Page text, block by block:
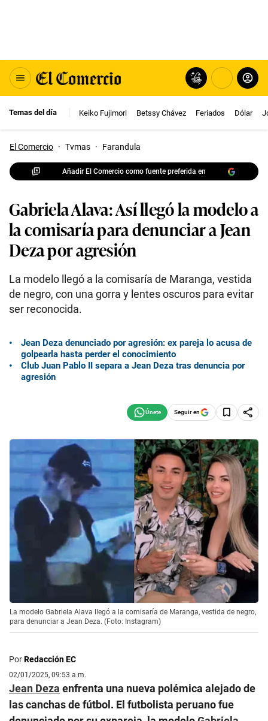
Temas del día Keiko Fujimori Betssy Chávez Feriados Dólar
El Comercio · Tvmas · Farandula
Añadir El Comercio como fuente preferida en
Gabriela Alava: Así llegó la modelo a
la comisaría para denunciar a Jean
Deza por agresión
La modelo llegó a la comisaría de Maranga, vestida
de negro, con una gorra y lentes oscuros para evitar
ser reconocida.
Jean Deza denunciado por agresión: ex pareja lo acusa de
golpearla hasta perder el conocimiento
Club Juan Pablo II separa a Jean Deza tras denuncia por
agresión
Seguir en
La modelo Gabriela Alava llegó a la comisaría de Maranga, vestida de negro,
para denunciar a Jean Deza. (Foto: Instagram)
PorRedacción EC
02/01/2025, 09:53 a.m.
Jean Deza enfrenta una nueva polémica alejado de
las canchas de fútbol. El futbolista peruano fue